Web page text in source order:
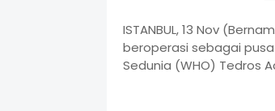
ISTANBUL, 13 Nov
beroperasi sebagai
Sedunia (WHO) Tedros